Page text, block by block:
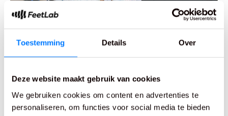
Toestemming Details Over
Deze website maakt gebruik van cookies
We gebruiken cookies om content en advertenties te
personaliseren, om functies voor social media te bieden
13 februari 2025
Complete checklist voor een
meerdaagse wandeltocht